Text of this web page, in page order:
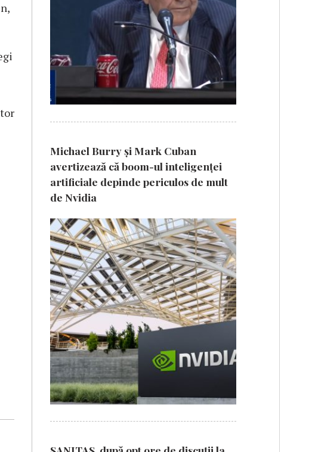
Michael Burry și Mark Cuban
avertizează că boom-ul inteligenței
artificiale depinde periculos de mult
de Nvidia